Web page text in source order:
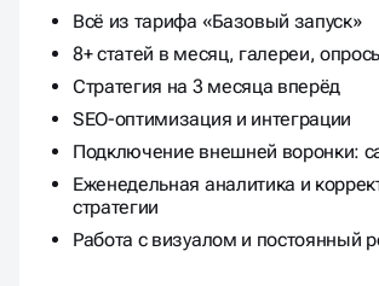
СИСТЕМНЫЙ ТРАФИК ЗАЯВКИ ИЗ
Всё из тарифа «Базовый запуск»
8+ статей в месяц, галереи,
Стратегия на 3 месяца вперёд
SEO-оптимизация и интеграции
Подключение внешней воронки:
Еженедельная аналитика и
стратегии